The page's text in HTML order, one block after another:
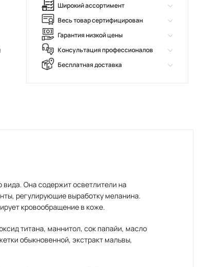
Широкий ассортимент
Весь товар сертифицирован
Гарантия низкой цены
Консультация профессионалов
Бесплатная доставка
Она содержит осветлители на
регулирующие выработку меланина.
кровообращение в коже.
титана, маннитол, сок папайи, масло
обыкновенной, экстракт мальвы,